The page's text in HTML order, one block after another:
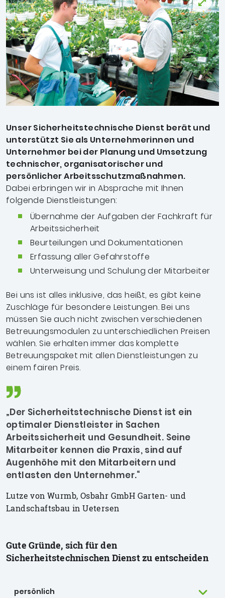
Unser Sicherheitstechnische Dienst berät und
unterstützt Sie als Unternehmerinnen und
Unternehmer bei der Planung und Umsetzung
technischer, organisatorischer und
persönlicher Arbeitsschutzmaßnahmen.
Dabei erbringen wir in Absprache mit Ihnen
folgende Dienstleistungen:
Übernahme der Aufgaben der Fachkraft für
Arbeitssicherheit
Beurteilungen und Dokumentationen
Erfassung aller Gefahrstoffe
Unterweisung und Schulung der Mitarbeiter
Bei uns ist alles inklusive, das heißt, es gibt keine
Zuschläge für besondere Leistungen. Bei uns
müssen Sie auch nicht zwischen verschiedenen
Betreuungsmodulen zu unterschiedlichen Preisen
wählen. Sie erhalten immer das komplette
Betreuungspaket mit allen Dienstleistungen zu
einem fairen Preis.
„Der Sicherheitstechnische Dienst ist ein
optimaler Dienstleister in Sachen
Arbeitssicherheit und Gesundheit. Seine
Mitarbeiter kennen die Praxis, sind auf
Augenhöhe mit den Mitarbeitern und
entlasten den Unternehmer.“
Lutze von Wurmb, Osbahr GmbH Garten- und
Landschaftsbau in Uetersen
Gute Gründe, sich für den
Sicherheitstechnischen Dienst zu entscheiden
persönlich